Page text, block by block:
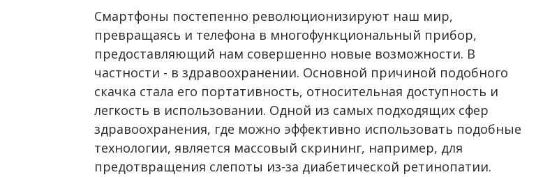
Смартфоны постепенно революционизируют наш мир,
превращаясь и телефона в многофункциональный прибор,
предоставляющий нам совершенно новые возможности. В
частности - в здравоохранении. Основной причиной подобного
скачка стала его портативность, относительная доступность и
легкость в использовании. Одной из самых подходящих сфер
здравоохранения, где можно эффективно использовать подобные
технологии, является массовый скрининг, например, для
предотвращения слепоты из-за диабетической ретинопатии.